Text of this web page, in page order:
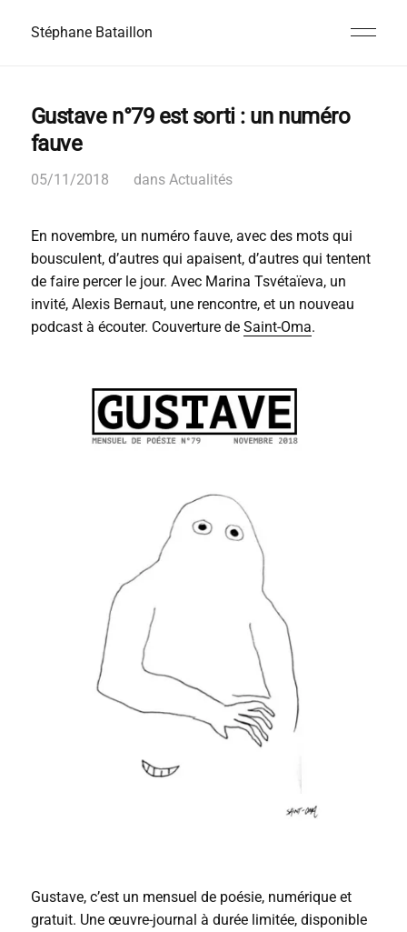
Stéphane Bataillon
Gustave n°79 est sorti : un numéro
fauve
05/11/2018 dans Actualités
En novembre, un numéro fauve, avec des mots qui
bousculent, d’autres qui apaisent, d’autres qui tentent
de faire percer le jour. Avec Marina Tsvétaïeva, un
invité, Alexis Bernaut, une rencontre, et un nouveau
podcast à écouter. Couverture de Saint-Oma.
Gustave, c’est un mensuel de poésie, numérique et
gratuit. Une œuvre-journal à durée limitée, disponible